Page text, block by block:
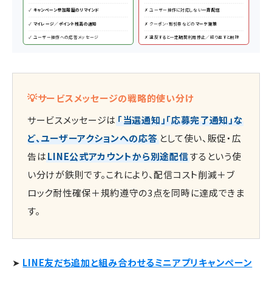
✓ キャンペーン参加履歴のリマインド
✓ マイレージ／ポイント残高の通知
✓ ユーザー操作への応答メッセージ
✗ ユーザー操作に対応しない一斉配信
✗ クーポン・割引券などのマーケ施策
✗ 違反すると一定期間利用停止／繰り返すと削除
💡サービスメッセージの戦略的使い分け
サービスメッセージは 「当選通知」「応募完了通知」な
ど、ユーザーアクションへの応答 として使い、販促・広
告はLINE公式アカウントから別途配信するという使
い分けが鉄則です。これにより、配信コスト削減＋ブ
ロック耐性確保＋規約遵守の3点を同時に達成できま
す。
➤ LINE友だち追加と組み合わせるミニアプリキャンペーン